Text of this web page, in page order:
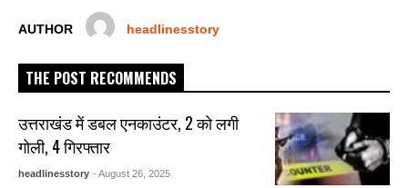
AUTHOR headlinesstory
THE POST RECOMMENDS
उत्तराखंड में डबल एनकाउंटर, 2 को लगी
गोली, 4 गिरफ्तार
headlinesstory - August 26, 2025